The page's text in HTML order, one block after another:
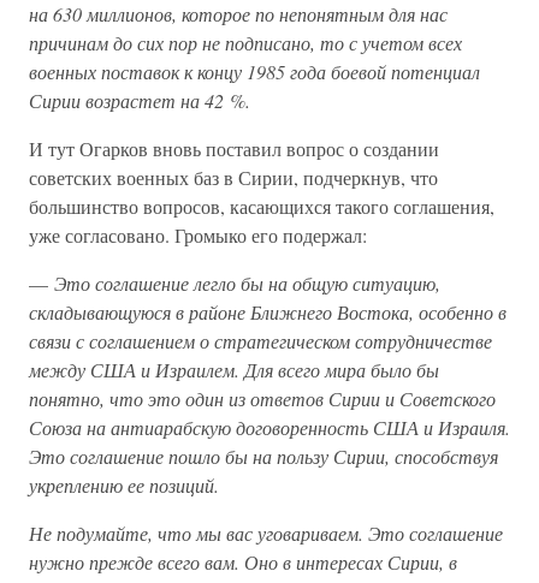
на 630 миллионов, которое по непонятным для нас
причинам до сих пор не подписано, то с учетом всех
военных поставок к концу 1985 года боевой потенциал
Сирии возрастет на 42 %.
И тут Огарков вновь поставил вопрос о создании
советских военных баз в Сирии, подчеркнув, что
большинство вопросов, касающихся такого соглашения,
уже согласовано. Громыко его подержал:
— Это соглашение легло бы на общую ситуацию,
складывающуюся в районе Ближнего Востока, особенно в
связи с соглашением о стратегическом сотрудничестве
между США и Израилем. Для всего мира было бы
понятно, что это один из ответов Сирии и Советского
Союза на антиарабскую договоренность США и Израиля.
Это соглашение пошло бы на пользу Сирии, способствуя
укреплению ее позиций.
Не подумайте, что мы вас уговариваем. Это соглашение
нужно прежде всего вам. Оно в интересах Сирии, в